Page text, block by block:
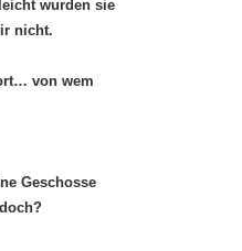
wurden sie
nicht.
von wem
Geschosse